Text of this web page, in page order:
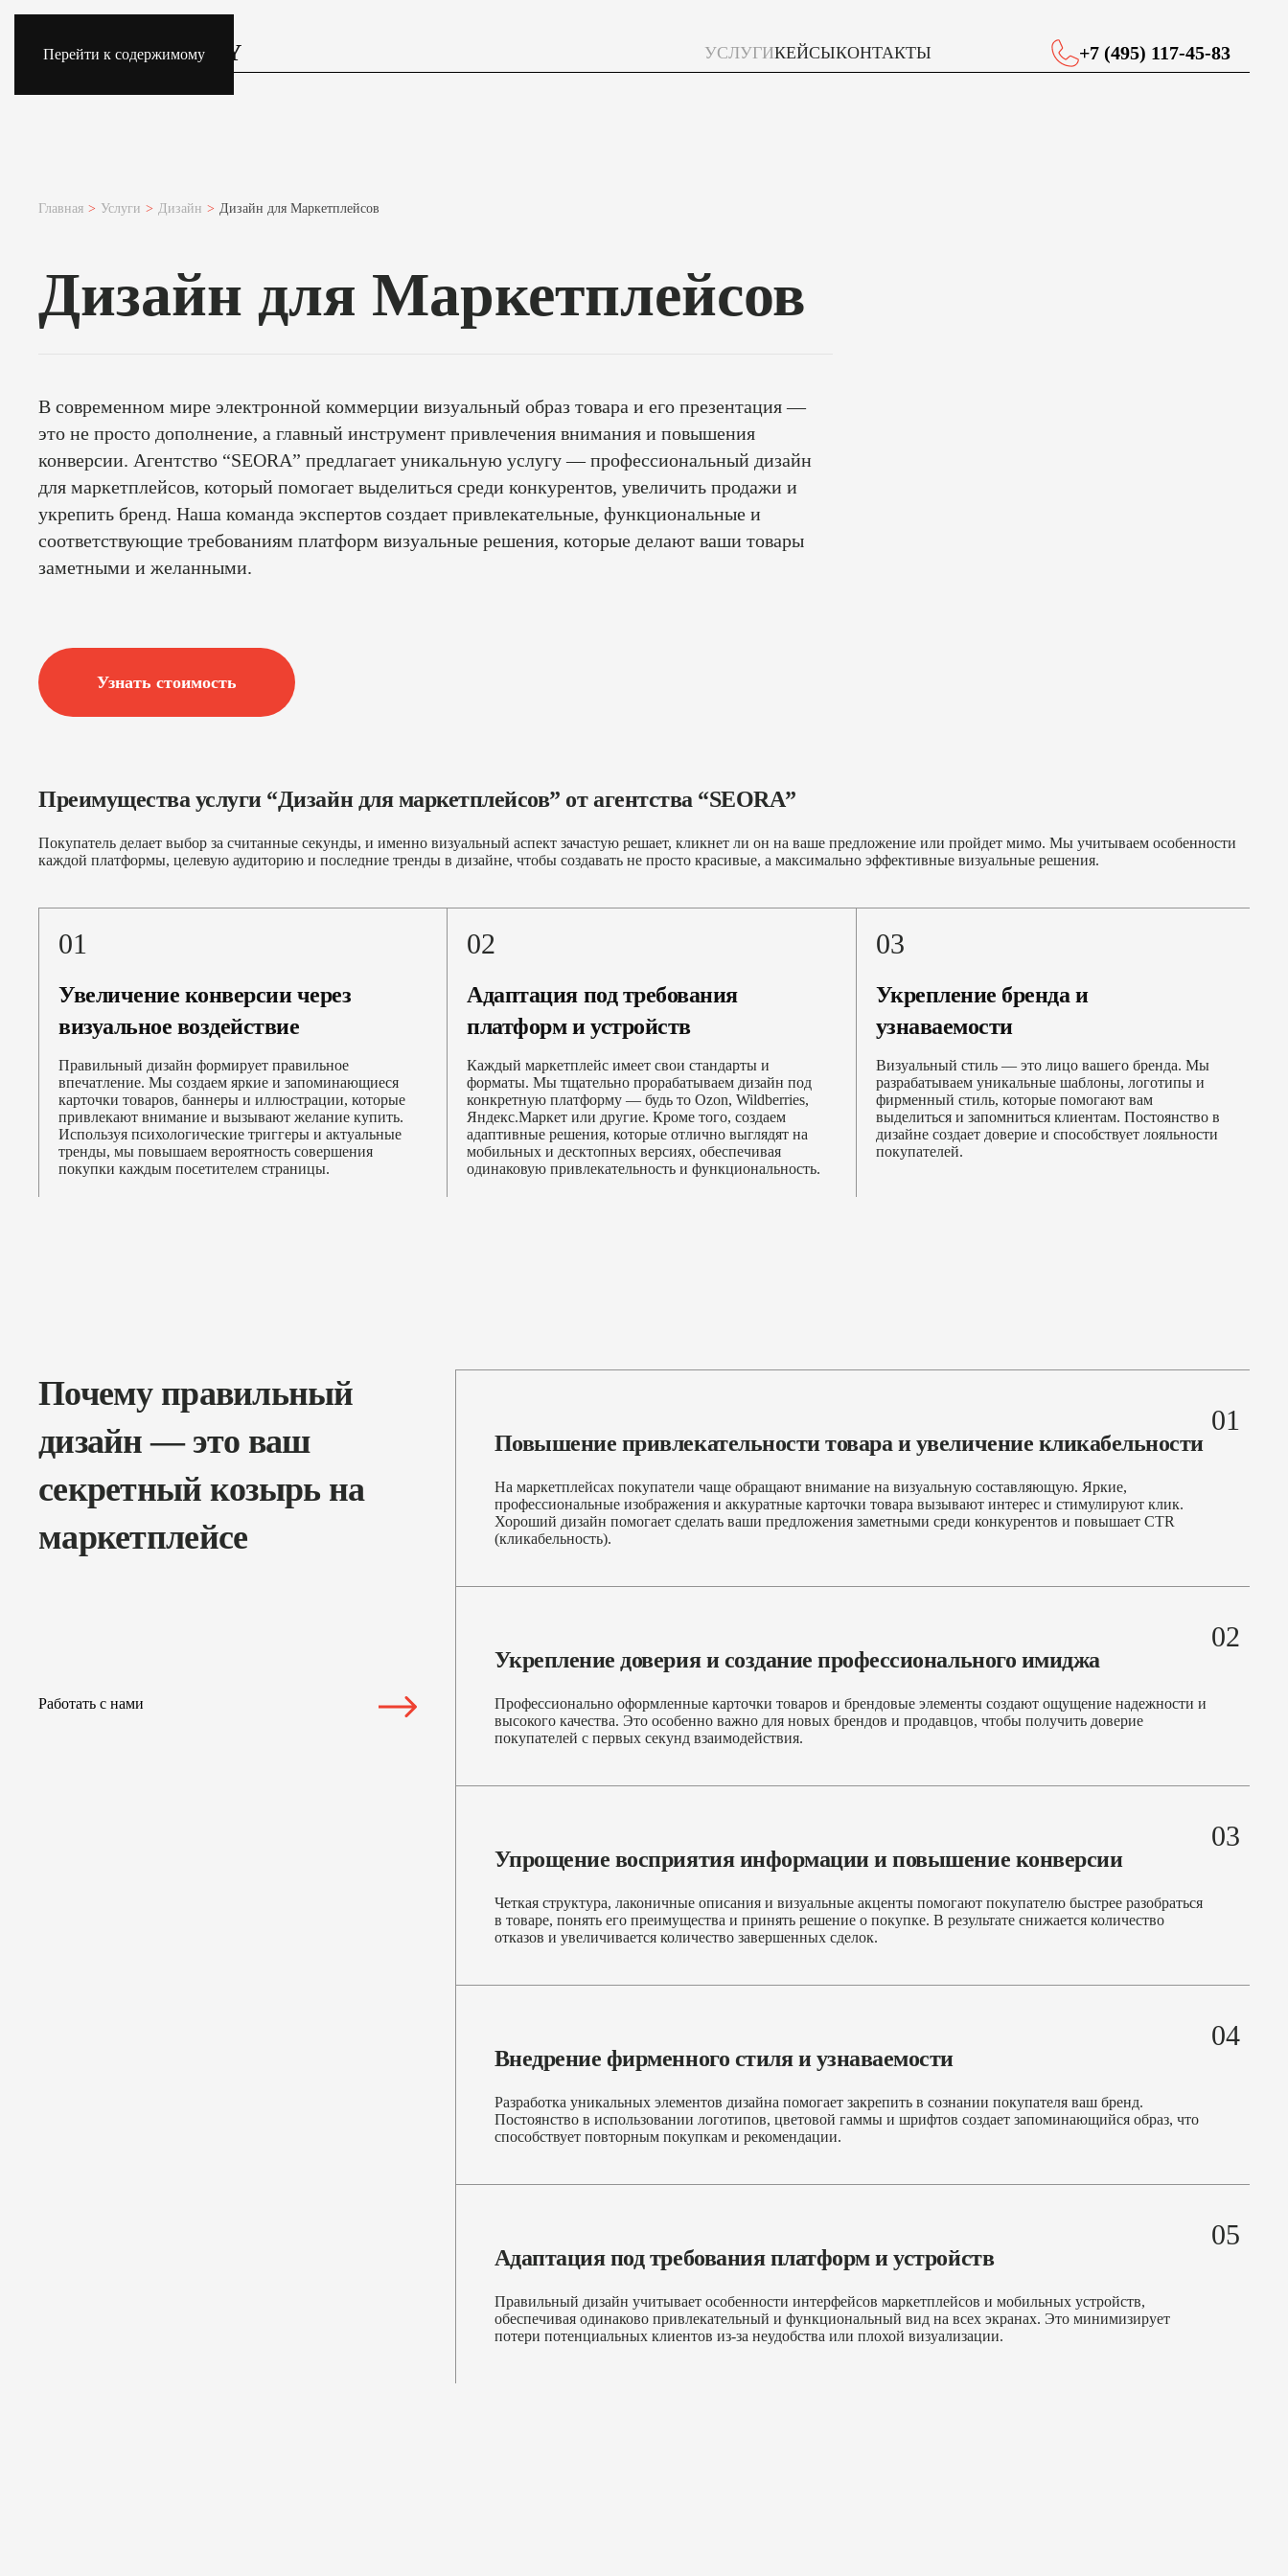
Перейти к содержимому УСЛУГИКЕЙСЫКОНТАКТЫ +7 (495) 117-45-83
Главная Услуги Дизайн Дизайн для Маркетплейсов
Дизайн для Маркетплейсов
В современном мире электронной коммерции визуальный образ товара и его презентация —
это не просто дополнение, а главный инструмент привлечения внимания и повышения
конверсии. Агентство “SEORA” предлагает уникальную услугу — профессиональный дизайн
для маркетплейсов, который помогает выделиться среди конкурентов, увеличить продажи и
укрепить бренд. Наша команда экспертов создает привлекательные, функциональные и
соответствующие требованиям платформ визуальные решения, которые делают ваши товары
заметными и желанными.
Узнать стоимость
Преимущества услуги “Дизайн для маркетплейсов” от агентства “SEORA”
Покупатель делает выбор за считанные секунды, и именно визуальный аспект зачастую решает, кликнет ли он на ваше предложение или пройдет мимо. Мы учитываем особенности
каждой платформы, целевую аудиторию и последние тренды в дизайне, чтобы создавать не просто красивые, а максимально эффективные визуальные решения.
01
Увеличение конверсии через
визуальное воздействие
Правильный дизайн формирует правильное
впечатление. Мы создаем яркие и запоминающиеся
карточки товаров, баннеры и иллюстрации, которые
привлекают внимание и вызывают желание купить.
Используя психологические триггеры и актуальные
тренды, мы повышаем вероятность совершения
покупки каждым посетителем страницы.
02
Адаптация под требования
платформ и устройств
Каждый маркетплейс имеет свои стандарты и
форматы. Мы тщательно прорабатываем дизайн под
конкретную платформу — будь то Ozon, Wildberries,
Яндекс.Маркет или другие. Кроме того, создаем
адаптивные решения, которые отлично выглядят на
мобильных и десктопных версиях, обеспечивая
одинаковую привлекательность и функциональность.
03
Укрепление бренда и
узнаваемости
Визуальный стиль — это лицо вашего бренда. Мы
разрабатываем уникальные шаблоны, логотипы и
фирменный стиль, которые помогают вам
выделиться и запомниться клиентам. Постоянство в
дизайне создает доверие и способствует лояльности
покупателей.
Почему правильный
дизайн — это ваш
секретный козырь на
маркетплейсе
Работать с нами
01
Повышение привлекательности товара и увеличение кликабельности
На маркетплейсах покупатели чаще обращают внимание на визуальную составляющую. Яркие,
профессиональные изображения и аккуратные карточки товара вызывают интерес и стимулируют клик.
Хороший дизайн помогает сделать ваши предложения заметными среди конкурентов и повышает CTR
(кликабельность).
02
Укрепление доверия и создание профессионального имиджа
Профессионально оформленные карточки товаров и брендовые элементы создают ощущение надежности и
высокого качества. Это особенно важно для новых брендов и продавцов, чтобы получить доверие
покупателей с первых секунд взаимодействия.
03
Упрощение восприятия информации и повышение конверсии
Четкая структура, лаконичные описания и визуальные акценты помогают покупателю быстрее разобраться
в товаре, понять его преимущества и принять решение о покупке. В результате снижается количество
отказов и увеличивается количество завершенных сделок.
04
Внедрение фирменного стиля и узнаваемости
Разработка уникальных элементов дизайна помогает закрепить в сознании покупателя ваш бренд.
Постоянство в использовании логотипов, цветовой гаммы и шрифтов создает запоминающийся образ, что
способствует повторным покупкам и рекомендации.
05
Адаптация под требования платформ и устройств
Правильный дизайн учитывает особенности интерфейсов маркетплейсов и мобильных устройств,
обеспечивая одинаково привлекательный и функциональный вид на всех экранах. Это минимизирует
потери потенциальных клиентов из-за неудобства или плохой визуализации.